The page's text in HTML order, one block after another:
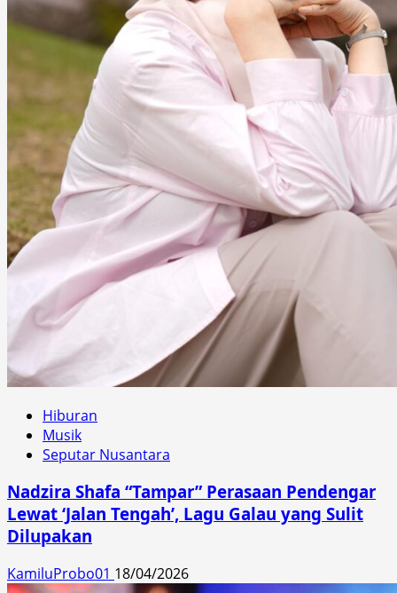
Hiburan
Musik
Seputar Nusantara
Nadzira Shafa “Tampar” Perasaan Pendengar
Lewat ‘Jalan Tengah’, Lagu Galau yang Sulit
Dilupakan
KamiluProbo01 18/04/2026